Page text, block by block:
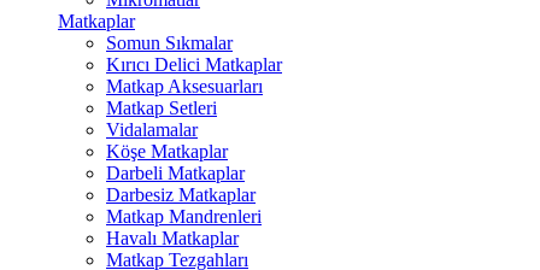
Matkaplar
Somun Sıkmalar
Kırıcı Delici Matkaplar
Matkap Aksesuarları
Matkap Setleri
Vidalamalar
Köşe Matkaplar
Darbeli Matkaplar
Darbesiz Matkaplar
Matkap Mandrenleri
Havalı Matkaplar
Matkap Tezgahları